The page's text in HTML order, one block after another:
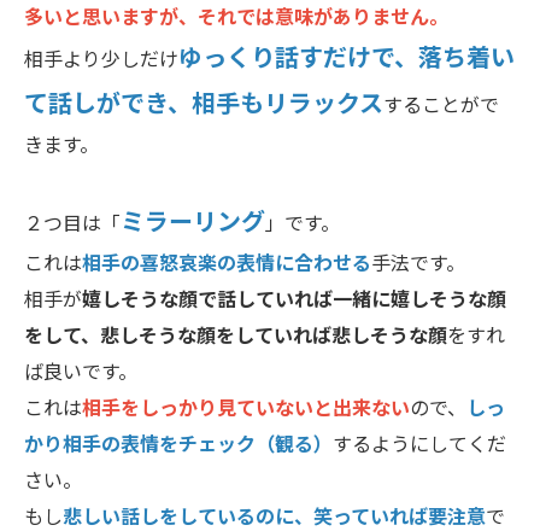
多いと思いますが、それでは意味がありません。
相手より少しだけゆっくり話すだけで、落ち着い
て話しができ、相手もリラックスすることがで
きます。
２つ目は「ミラーリング」です。
これは相手の喜怒哀楽の表情に合わせる手法です。
相手が嬉しそうな顔で話していれば一緒に嬉しそうな顔
をして、悲しそうな顔をしていれば悲しそうな顔をすれ
ば良いです。
これは相手をしっかり見ていないと出来ないので、 しっ
かり相手の表情をチェック（観る） するようにしてくだ
さい。
もし悲しい話しをしているのに、笑っていれば要注意で